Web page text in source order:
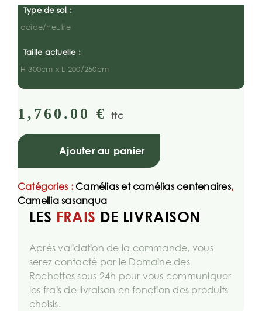
Type de sol :
acide/neutre
Taille actuelle :
H 300cm x L 200/250cm
1,760.00 € ttc
Ajouter au panier
Catégories :Camélias et camélias centenaires,
Camellia sasanqua
LES FRAIS DE LIVRAISON
Après validation de la commande, vous
serez contacté par le Domaine des
Rochettes sous 24h pour vous communiquer
les frais de livraison en fonction des produits
choisis.